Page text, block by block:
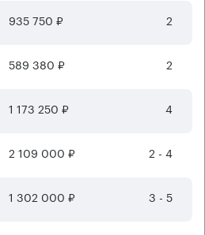
935 750 ₽ 2
589 380 ₽ 2
1 173 250 ₽ 4
2 109 000 ₽ 2 - 4
1 302 000 ₽ 3 - 5